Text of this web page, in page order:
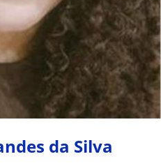
da Silva